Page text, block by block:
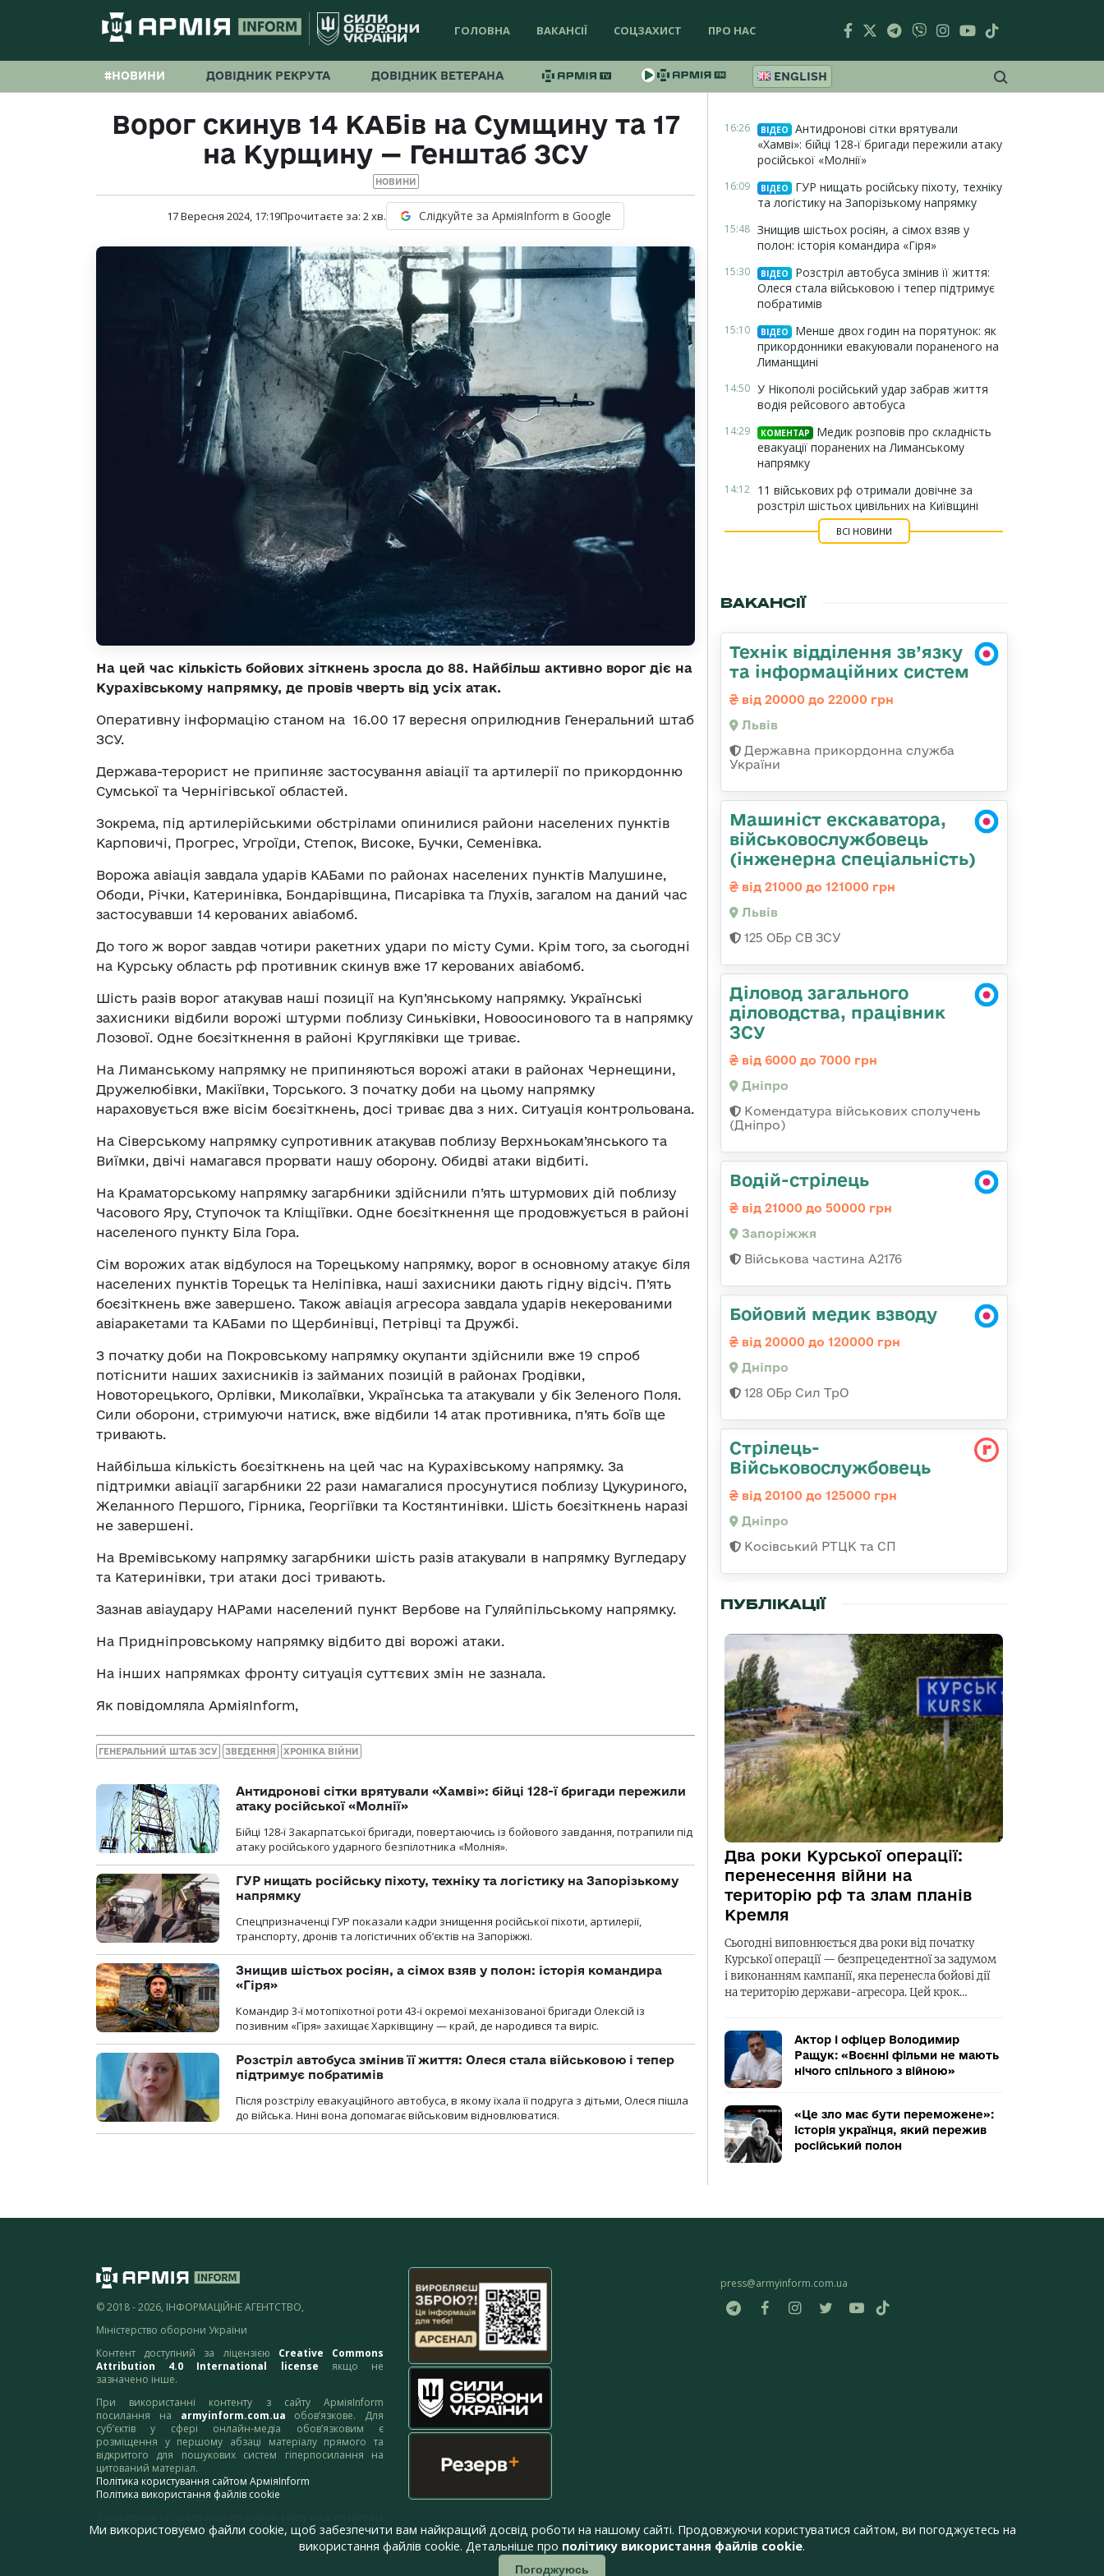
ГОЛОВНА ВАКАНСІЇ СОЦЗАХИСТ ПРО НАС
#НОВИНИ ДОВІДНИК РЕКРУТА ДОВІДНИК ВЕТЕРАНА ENGLISH
Ворог скинув 14 КАБів на Сумщину та 17
на Курщину — Генштаб ЗСУ
НОВИНИ
17 Вересня 2024, 17:19Прочитаєте за: 2хв. Слідкуйте за АрміяInform в Google
На цей час кількість бойових зіткнень зросла до 88. Найбільш активно ворог діє на
Курахівському напрямку, де провів чверть від усіх атак.
Оперативну інформацію станом на 16.00 17 вересня оприлюднив Генеральний штаб
ЗСУ.
Держава-терорист не припиняє застосування авіації та артилерії по прикордонню
Сумської та Чернігівської областей.
Зокрема, під артилерійськими обстрілами опинилися райони населених пунктів
Карповичі, Прогрес, Угроїди, Степок, Високе, Бучки, Семенівка.
Ворожа авіація завдала ударів КАБами по районах населених пунктів Малушине,
Ободи, Річки, Катеринівка, Бондарівщина, Писарівка та Глухів, загалом на даний час
застосувавши 14 керованих авіабомб.
До того ж ворог завдав чотири ракетних удари по місту Суми. Крім того, за сьогодні
на Курську область рф противник скинув вже 17 керованих авіабомб.
Шість разів ворог атакував наші позиції на Куп’янському напрямку. Українські
захисники відбили ворожі штурми поблизу Синьківки, Новоосинового та в напрямку
Лозової. Одне боєзіткнення в районі Кругляківки ще триває.
На Лиманському напрямку не припиняються ворожі атаки в районах Чернещини,
Дружелюбівки, Макіївки, Торського. З початку доби на цьому напрямку
нараховується вже вісім боєзіткнень, досі триває два з них. Ситуація контрольована.
На Сіверському напрямку супротивник атакував поблизу Верхньокам’янського та
Виїмки, двічі намагався прорвати нашу оборону. Обидві атаки відбиті.
На Краматорському напрямку загарбники здійснили п’ять штурмових дій поблизу
Часового Яру, Ступочок та Кліщіївки. Одне боєзіткнення ще продовжується в районі
населеного пункту Біла Гора.
Сім ворожих атак відбулося на Торецькому напрямку, ворог в основному атакує біля
населених пунктів Торецьк та Неліпівка, наші захисники дають гідну відсіч. П’ять
боєзіткнень вже завершено. Також авіація агресора завдала ударів некерованими
авіаракетами та КАБами по Щербинівці, Петрівці та Дружбі.
З початку доби на Покровському напрямку окупанти здійснили вже 19 спроб
потіснити наших захисників із займаних позицій в районах Гродівки,
Новоторецького, Орлівки, Миколаївки, Українська та атакували у бік Зеленого Поля.
Сили оборони, стримуючи натиск, вже відбили 14 атак противника, п’ять боїв ще
тривають.
Найбільша кількість боєзіткнень на цей час на Курахівському напрямку. За
підтримки авіації загарбники 22 рази намагалися просунутися поблизу Цукуриного,
Желанного Першого, Гірника, Георгіївки та Костянтинівки. Шість боєзіткнень наразі
не завершені.
На Времівському напрямку загарбники шість разів атакували в напрямку Вугледару
та Катеринівки, три атаки досі тривають.
Зазнав авіаудару НАРами населений пункт Вербове на Гуляйпільському напрямку.
На Придніпровському напрямку відбито дві ворожі атаки.
На інших напрямках фронту ситуація суттєвих змін не зазнала.
Як повідомляла АрміяInform,
ГЕНЕРАЛЬНИЙ ШТАБ ЗСУ ЗВЕДЕННЯ ХРОНІКА ВІЙНИ
Антидронові сітки врятували «Хамві»: бійці 128-ї бригади пережили
атаку російської «Молнії»
Бійці 128-ї Закарпатської бригади, повертаючись із бойового завдання, потрапили під
атаку російського ударного безпілотника «Молнія».
ГУР нищать російську піхоту, техніку та логістику на Запорізькому
напрямку
Спецпризначенці ГУР показали кадри знищення російської піхоти, артилерії,
транспорту, дронів та логістичних об’єктів на Запоріжжі.
Знищив шістьох росіян, а сімох взяв у полон: історія командира
«Гіря»
Командир 3-ї мотопіхотної роти 43-ї окремої механізованої бригади Олексій із
позивним «Гіря» захищає Харківщину — край, де народився та виріс.
Розстріл автобуса змінив її життя: Олеся стала військовою і тепер
підтримує побратимів
Після розстрілу евакуаційного автобуса, в якому їхала її подруга з дітьми, Олеся пішла
до війська. Нині вона допомагає військовим відновлюватися.
16:26 ВІДЕО
Антидронові сітки врятували
«Хамві»: бійці 128-ї бригади пережили атаку
російської «Молнії»
16:09 ВІДЕО
ГУР нищать російську піхоту, техніку
та логістику на Запорізькому напрямку
15:48 Знищив шістьох росіян, а сімох взяв у
полон: історія командира «Гіря»
15:30 ВІДЕО
Розстріл автобуса змінив її життя:
Олеся стала військовою і тепер підтримує
побратимів
15:10 ВІДЕО
Менше двох годин на порятунок: як
прикордонники евакуювали пораненого на
Лиманщині
14:50 У Нікополі російський удар забрав життя
водія рейсового автобуса
14:29 КОМЕНТАР
Медик розповів про складність
евакуації поранених на Лиманському
напрямку
14:12 11 військових рф отримали довічне за
розстріл шістьох цивільних на Київщині
ВСІ НОВИНИ
ВАКАНСІЇ
Технік відділення зв’язку
та інформаційних систем
від 20000 до 22000 грн
Львів
Державна прикордонна служба
України
Машиніст екскаватора,
військовослужбовець
(інженерна спеціальність)
від 21000 до 121000 грн
Львів
125 ОБр СВ ЗСУ
Діловод загального
діловодства, працівник
ЗСУ
від 6000 до 7000 грн
Дніпро
Комендатура військових сполучень
(Дніпро)
Водій-стрілець
від 21000 до 50000 грн
Запоріжжя
Військова частина А2176
Бойовий медик взводу
від 20000 до 120000 грн
Дніпро
128 ОБр Сил ТрО
Стрілець-
Військовослужбовець
від 20100 до 125000 грн
Дніпро
Косівський РТЦК та СП
ПУБЛІКАЦІЇ
Два роки Курської операції:
перенесення війни на
територію рф та злам планів
Кремля
Сьогодні виповнюється два роки від початку
Курської операції — безпрецедентної за задумом
і виконанням кампанії, яка перенесла бойові дії
на територію держави-агресора. Цей крок…
Актор і офіцер Володимир
Ращук: «Воєнні фільми не мають
нічого спільного з війною»
«Це зло має бути переможене»:
історія українця, який пережив
російський полон
© 2018 - 2026, ІНФОРМАЦІЙНЕ АГЕНТСТВО,
Міністерство оборони України
Контент доступний за ліцензією Creative Commons
Attribution 4.0 International license якщо не
зазначено інше.
При використанні контенту з сайту АрміяInform
посилання на armyinform.com.ua обов’язкове. Для
суб’єктів у сфері онлайн-медіа обов’язковим є
розміщення у першому абзаці матеріалу прямого та
відкритого для пошукових систем гіперпосилання на
цитований матеріал.
Політика користування сайтом АрміяInform
Політика використання файлів cookie
адресу:webmaster@armyinform.com.ua
press@armyinform.com.ua
Ми використовуємо файли cookie, щоб забезпечити вам найкращий досвід роботи на нашому сайті. Продовжуючи користуватися сайтом, ви погоджуєтесь на
використання файлів cookie. Детальніше про політику використання файлів cookie.
Погоджуюсь